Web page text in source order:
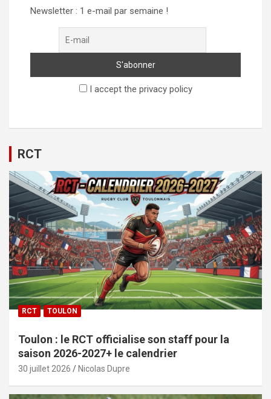
Newsletter : 1 e-mail par semaine !
I accept the privacy policy
RCT
RCT TOULON
Toulon : le RCT officialise son staff pour la
saison 2026-2027+ le calendrier
30 juillet 2026 Nicolas Dupre